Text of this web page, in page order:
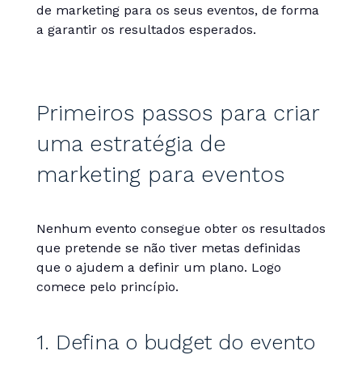
de marketing para os seus eventos, de forma
a garantir os resultados esperados.
Primeiros passos para criar
uma estratégia de
marketing para eventos
Nenhum evento consegue obter os resultados
que pretende se não tiver metas definidas
que o ajudem a definir um plano. Logo
comece pelo princípio.
1. Defina o budget do evento